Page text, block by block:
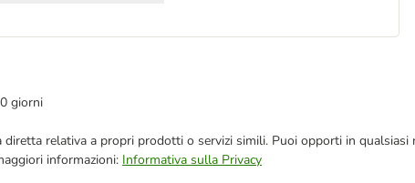
giorni
relativa a propri prodotti o servizi simili. Puoi opporti in
informazioni: Informativa sulla Privacy